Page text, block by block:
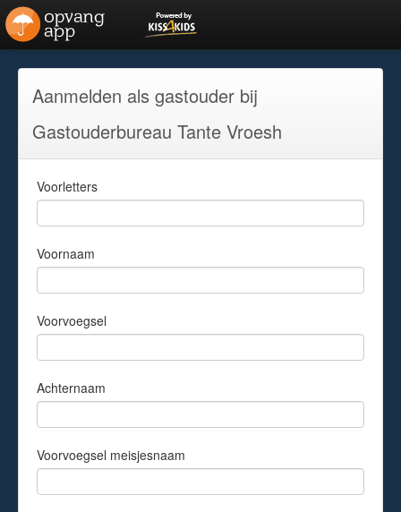
Aanmelden als gastouder bij
Gastouderbureau Tante Vroesh
Voorletters
Voornaam
Voorvoegsel
Achternaam
Voorvoegsel meisjesnaam